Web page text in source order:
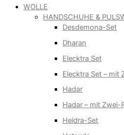
WOLLE
HANDSCHUHE &
Desdemona-Set
Dharan
Elecktra Set
Elecktra Set – mit
Hadar
Hadar – mit
Heidra-Set